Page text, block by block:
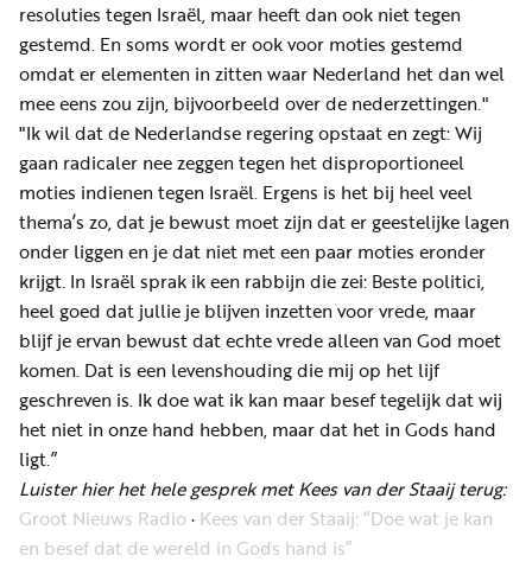
resoluties tegen Israël, maar heeft dan ook niet tegen
gestemd. En soms wordt er ook voor moties gestemd
omdat er elementen in zitten waar Nederland het dan wel
mee eens zou zijn, bijvoorbeeld over de nederzettingen."
"Ik wil dat de Nederlandse regering opstaat en zegt: Wij
gaan radicaler nee zeggen tegen het disproportioneel
moties indienen tegen Israël. Ergens is het bij heel veel
thema’s zo, dat je bewust moet zijn dat er geestelijke lagen
onder liggen en je dat niet met een paar moties eronder
krijgt. In Israël sprak ik een rabbijn die zei: Beste politici,
heel goed dat jullie je blijven inzetten voor vrede, maar
blijf je ervan bewust dat echte vrede alleen van God moet
komen. Dat is een levenshouding die mij op het lijf
geschreven is. Ik doe wat ik kan maar besef tegelijk dat wij
het niet in onze hand hebben, maar dat het in Gods hand
ligt.”
Luister hier het hele gesprek met Kees van der Staaij terug:
Groot Nieuws Radio · Kees van der Staaij: “Doe wat je kan
en besef dat de wereld in Gods hand is”